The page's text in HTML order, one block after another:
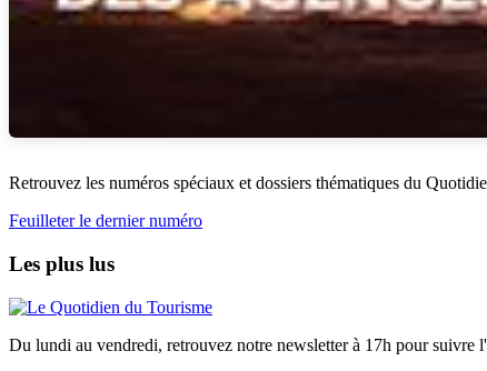
Retrouvez les numéros spéciaux et dossiers thématiques du
Feuilleter le dernier numéro
Les plus lus
Du lundi au vendredi, retrouvez notre newsletter à 17h pour suivre